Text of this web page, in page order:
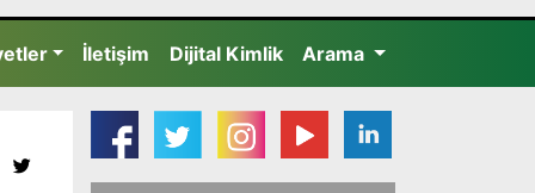
İletişim Dijital Kimlik Arama